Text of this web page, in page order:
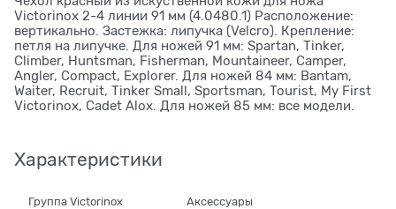
Victorinox 2-4 линии 91 мм (4.0480.1) Расположение:
вертикально. Застежка: липучка (Velcro). Крепление:
петля на липучке. Для ножей 91 мм: Spartan, Tinker,
Climber, Huntsman, Fisherman, Mountaineer, Camper,
Angler, Compact, Explorer. Для ножей 84 мм: Bantam,
Waiter, Recruit, Tinker Small, Sportsman, Tourist, My First
Victorinox, Cadet Alox. Для ножей 85 мм: все модели.
Характеристики
Группа Victorinox Аксессуары